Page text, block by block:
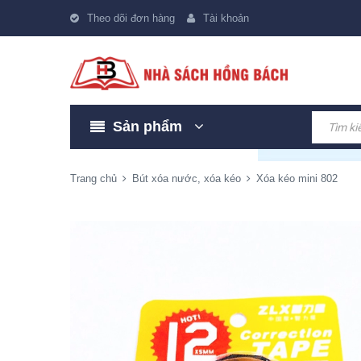
Theo dõi đơn hàng Tài khoản
Sản phẩm
Trang chủ Bút xóa nước, xóa kéo Xóa kéo mini 802